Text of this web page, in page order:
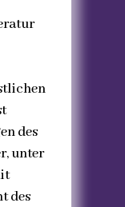
des
unter
des